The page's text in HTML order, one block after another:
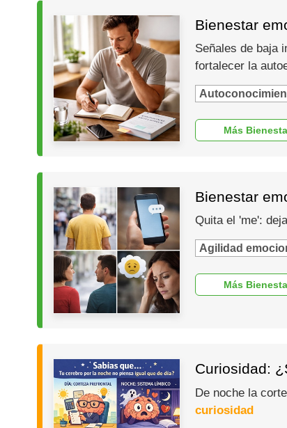
Bienestar
Señales de baja
fortalecer la
Más
Bienestar
Quita el 'me':
Agilidad
Más
Curiosidad:
De noche la
curiosidad